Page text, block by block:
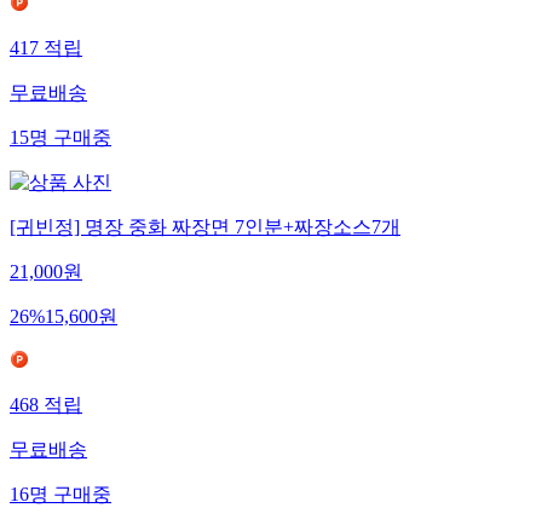
417적립
무료배송
15명구매중
[귀빈정] 명장 중화 짜장면 7인분+짜장소스7개
21,000원
26%15,600원
468적립
무료배송
16명구매중